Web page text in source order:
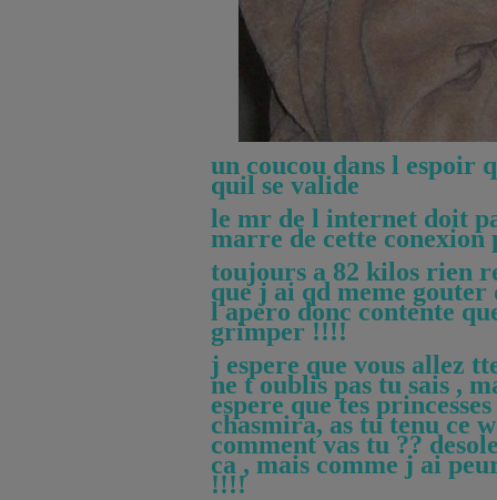
un coucou dans l espoir
quil se valide
le mr de l internet doit
marre de cette
toujours a 82 kilos rien
que j ai qd meme gouter
l apero donc contente
grimper !!!!
j espere que vous allez
ne t oublis pas tu sais ,
espere que tes
chasmira, as tu tenu ce
comment vas tu ??
ca , mais comme j ai
!!!!